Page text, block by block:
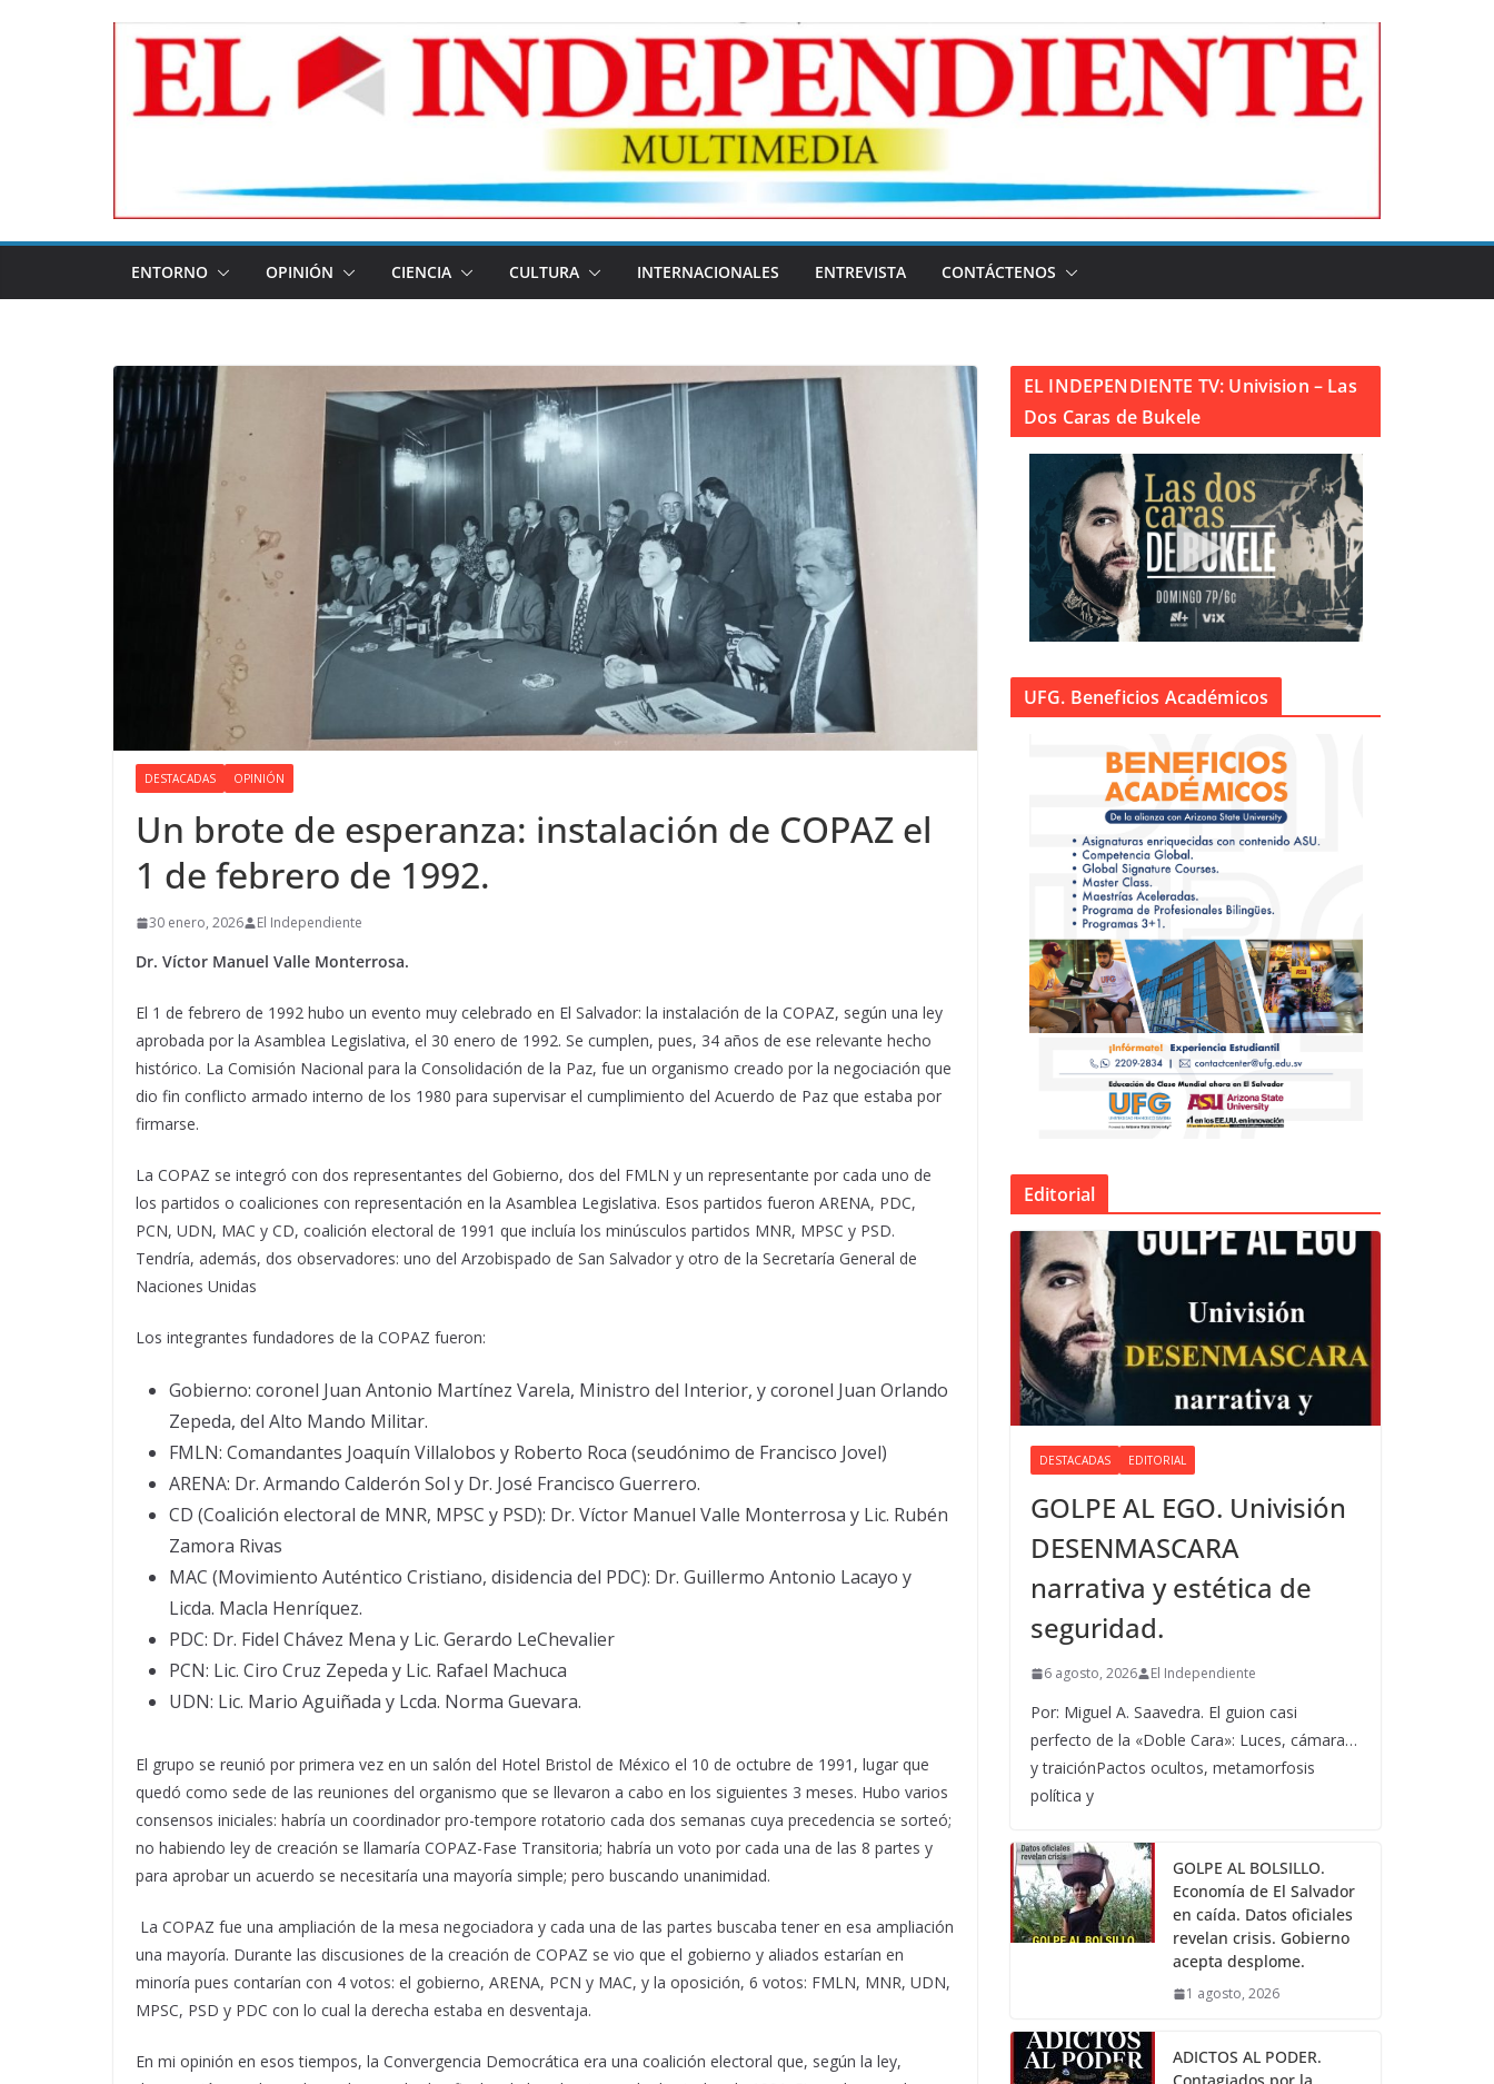
ENTORNO OPINIÓN CIENCIA CULTURA INTERNACIONALES ENTREVISTA CONTÁCTENOS
DESTACADAS OPINIÓN
Un brote de esperanza: instalación de COPAZ el
1 de febrero de 1992.
30 enero, 2026 El Independiente
Dr. Víctor Manuel Valle Monterrosa.
El 1 de febrero de 1992 hubo un evento muy celebrado en El Salvador: la instalación de la COPAZ, según una ley
aprobada por la Asamblea Legislativa, el 30 enero de 1992. Se cumplen, pues, 34 años de ese relevante hecho
histórico. La Comisión Nacional para la Consolidación de la Paz, fue un organismo creado por la negociación que
dio fin conflicto armado interno de los 1980 para supervisar el cumplimiento del Acuerdo de Paz que estaba por
firmarse.
La COPAZ se integró con dos representantes del Gobierno, dos del FMLN y un representante por cada uno de
los partidos o coaliciones con representación en la Asamblea Legislativa. Esos partidos fueron ARENA, PDC,
PCN, UDN, MAC y CD, coalición electoral de 1991 que incluía los minúsculos partidos MNR, MPSC y PSD.
Tendría, además, dos observadores: uno del Arzobispado de San Salvador y otro de la Secretaría General de
Naciones Unidas
Los integrantes fundadores de la COPAZ fueron:
Gobierno: coronel Juan Antonio Martínez Varela, Ministro del Interior, y coronel Juan Orlando
Zepeda, del Alto Mando Militar.
FMLN: Comandantes Joaquín Villalobos y Roberto Roca (seudónimo de Francisco Jovel)
ARENA: Dr. Armando Calderón Sol y Dr. José Francisco Guerrero.
CD (Coalición electoral de MNR, MPSC y PSD): Dr. Víctor Manuel Valle Monterrosa y Lic. Rubén
Zamora Rivas
MAC (Movimiento Auténtico Cristiano, disidencia del PDC): Dr. Guillermo Antonio Lacayo y
Licda. Macla Henríquez.
PDC: Dr. Fidel Chávez Mena y Lic. Gerardo LeChevalier
PCN: Lic. Ciro Cruz Zepeda y Lic. Rafael Machuca
UDN: Lic. Mario Aguiñada y Lcda. Norma Guevara.
El grupo se reunió por primera vez en un salón del Hotel Bristol de México el 10 de octubre de 1991, lugar que
quedó como sede de las reuniones del organismo que se llevaron a cabo en los siguientes 3 meses. Hubo varios
consensos iniciales: habría un coordinador pro-tempore rotatorio cada dos semanas cuya precedencia se sorteó;
no habiendo ley de creación se llamaría COPAZ-Fase Transitoria; habría un voto por cada una de las 8 partes y
para aprobar un acuerdo se necesitaría una mayoría simple; pero buscando unanimidad.
La COPAZ fue una ampliación de la mesa negociadora y cada una de las partes buscaba tener en esa ampliación
una mayoría. Durante las discusiones de la creación de COPAZ se vio que el gobierno y aliados estarían en
minoría pues contarían con 4 votos: el gobierno, ARENA, PCN y MAC, y la oposición, 6 votos: FMLN, MNR, UDN,
MPSC, PSD y PDC con lo cual la derecha estaba en desventaja.
En mi opinión en esos tiempos, la Convergencia Democrática era una coalición electoral que, según la ley,
EL INDEPENDIENTE TV: Univision – Las
Dos Caras de Bukele
UFG. Beneficios Académicos
Editorial
DESTACADAS EDITORIAL
GOLPE AL EGO. Univisión
DESENMASCARA
narrativa y estética de
seguridad.
6 agosto, 2026 El Independiente
Por: Miguel A. Saavedra. El guion casi
perfecto de la «Doble Cara»: Luces, cámara…
y traiciónPactos ocultos, metamorfosis
política y
GOLPE AL BOLSILLO.
Economía de El Salvador
en caída. Datos oficiales
revelan crisis. Gobierno
acepta desplome.
1 agosto, 2026
ADICTOS AL PODER.